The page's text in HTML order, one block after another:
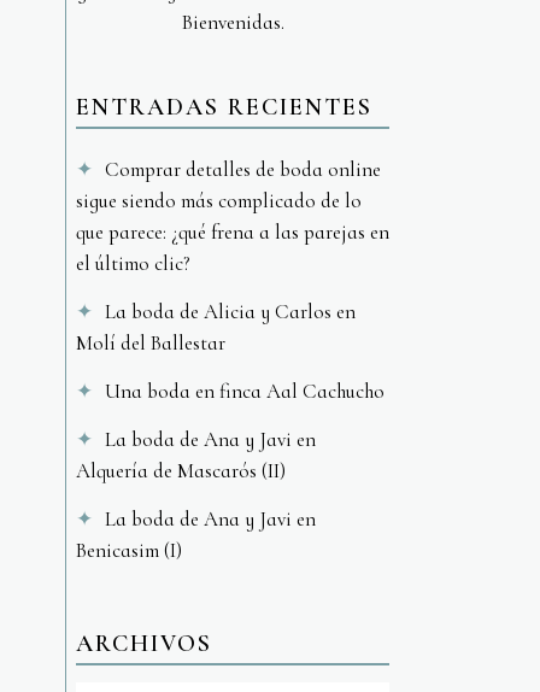
Bienvenidas.
ENTRADAS RECIENTES
Comprar detalles de boda online
sigue siendo más complicado de lo
que parece: ¿qué frena a las parejas en
el último clic?
La boda de Alicia y Carlos en
Molí del Ballestar
Una boda en finca Aal Cachucho
La boda de Ana y Javi en
Alquería de Mascarós (II)
La boda de Ana y Javi en
Benicasim (I)
ARCHIVOS